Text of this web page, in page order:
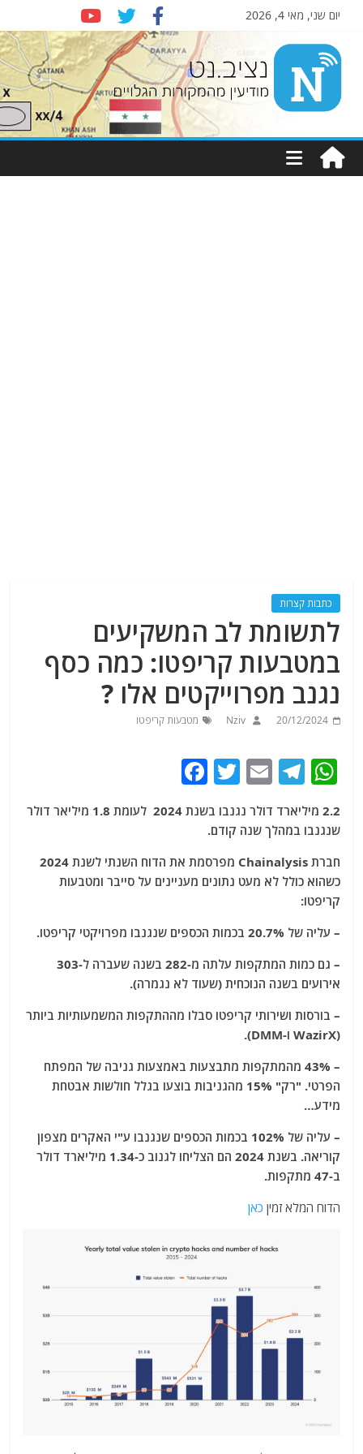
יום שני, מאי 4, 2026
Nziv.net
מודיעין
מהמקורות
כתבות קצרות
לתשומת לב המשקיעים
במטבעות קריפטו: כמה כסף
נגנב מפרוייקטים אלו ?
20/12/2024
Nziv מטבעות קריפטו
W
h
at
s
A
p
p
T
el
e
g
ra
E
ai
l
T
itt
er
c
e
b
o
k
2.2 מיליארד דולר נגנבו בשנת 2024 לעומת 1.8 מיליאר דולר
שנגנבו במהלך שנה קודם.
חברת Chainalysis מפרסמת את הדוח השנתי לשנת 2024
כשהוא כולל לא מעט נתונים מעניינים על סייבר ומטבעות
קריפטו:
– עליה של 20.7% בכמות הכספים שנגנבו מפרויקטי קריפטו.
– גם כמות המתקפות עלתה מ-282 בשנה שעברה ל-303
אירועים בשנה הנוכחית (שעוד לא נגמרה).
– בורסות ושירותי קריפטו סבלו מההתקפות המשמעותיות ביותר
(WazirX ו-DMM).
– 43% מהמתקפות מתבצעות באמצעות גניבה של המפתח
הפרטי. "רק" 15% מהגניבות בוצעו בגלל חולשות אבטחת
מידע…
– עליה של 102% בכמות הכספים שנגנבו ע"י האקרים מצפון
קוריאה. בשנת 2024 הם הצליחו לגנוב כ-1.34 מיליארד דולר
ב-47 מתקפות.
הדוח המלא זמין כאן